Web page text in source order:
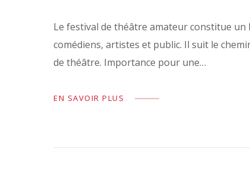
Le festival de théâtre amateur constitue
comédiens, artistes et public. Il suit le
de théâtre. Importance pour une…
EN SAVOIR PLUS